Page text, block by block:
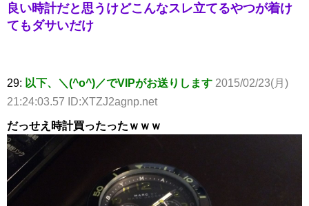
良い時計だと思うけどこんなスレ立てるやつが着け
てもダサいだけ
29: 以下、＼(^o^)／でVIPがお送りします 2015/02/23(月)
21:24:03.57 ID:XTZJ2agnp.net
だっせえ時計買ったったｗｗｗ